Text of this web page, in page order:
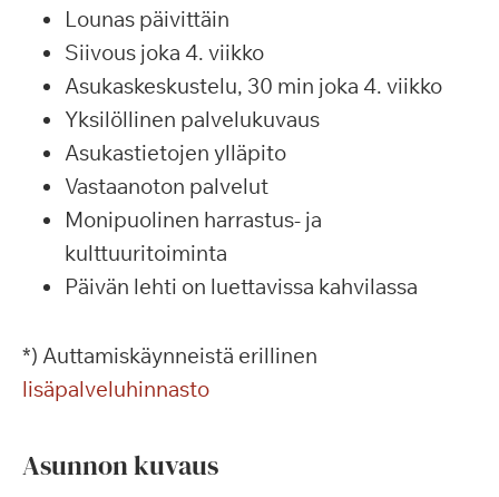
Lounas päivittäin
Siivous joka 4. viikko
Asukaskeskustelu, 30 min joka 4. viikko
Yksilöllinen palvelukuvaus
Asukastietojen ylläpito
Vastaanoton palvelut
Monipuolinen harrastus- ja
kulttuuritoiminta
Päivän lehti on luettavissa kahvilassa
*) Auttamiskäynneistä erillinen
lisäpalveluhinnasto
Asunnon kuvaus